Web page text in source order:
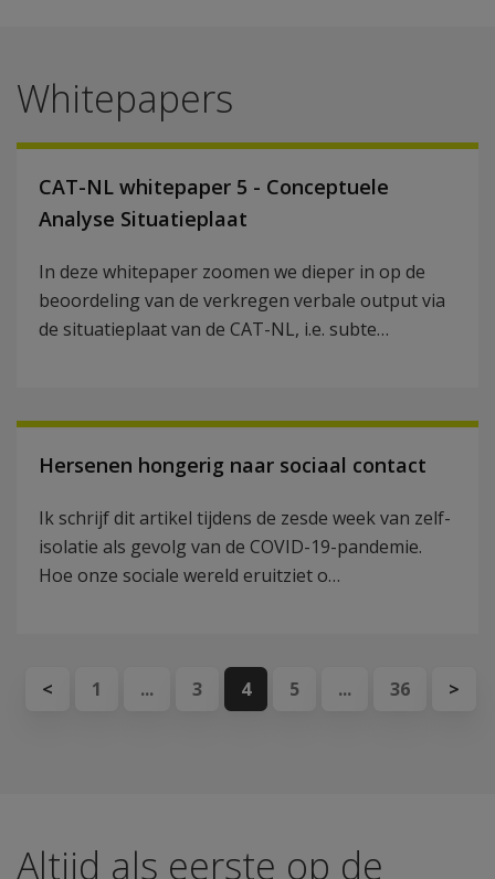
Whitepapers
CAT-NL whitepaper 5 - Conceptuele
Analyse Situatieplaat
In deze whitepaper zoomen we dieper in op de
beoordeling van de verkregen verbale output via
de situatieplaat van de CAT-NL, i.e. subte…
Hersenen hongerig naar sociaal contact
Ik schrijf dit artikel tijdens de zesde week van zelf-
isolatie als gevolg van de COVID-19-pandemie.
Hoe onze sociale wereld eruitziet o…
< 1 ... 3 4 5 ... 36 >
Altijd als eerste op de